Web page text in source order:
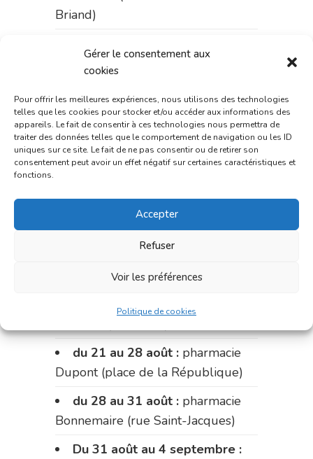
Gérer le consentement aux
cookies
Pour offrir les meilleures expériences, nous utilisons des technologies
telles que les cookies pour stocker et/ou accéder aux informations des
appareils. Le fait de consentir à ces technologies nous permettra de
traiter des données telles que le comportement de navigation ou les ID
uniques sur ce site. Le fait de ne pas consentir ou de retirer son
consentement peut avoir un effet négatif sur certaines caractéristiques et
fonctions.
Accepter
Refuser
Voir les préférences
Politique de cookies
Briand)
pharmacie Fontanges
du 3 au 7 août :
pharmacie
Charignon-Dumas (La Fouillade)
du 7 au 14 août :pharmacie
Bonnemaire (rue Saint-Jacques)
du marché (2 allées Aristide
Briand)
Charignon-Dumas (La Fouillade)
du 17 au 21 août :
pharmacie
du 21 au 28 août : pharmacie
Dupont (place de la République)
du 28 au 31 août : pharmacie
Bonnemaire (rue Saint-Jacques)
Du 31 août au 4 septembre :